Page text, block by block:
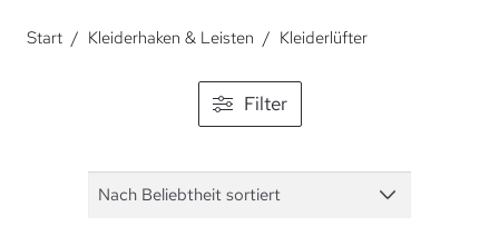
Start / Kleiderhaken & Leisten / Kleiderlüfter
Filter